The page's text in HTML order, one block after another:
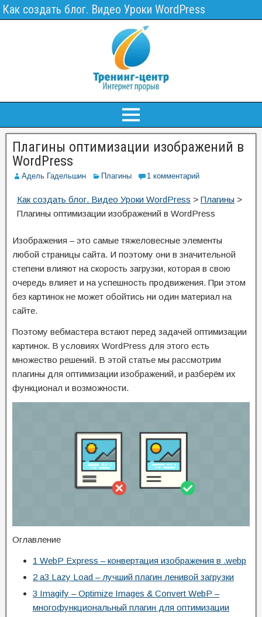
Как создать блог. Видео Уроки WordPress
Плагины оптимизации изображений в
WordPress
Адель Гадельшин Плагины 1 комментарий
Как создать блог. Видео Уроки WordPress > Плагины >
Плагины оптимизации изображений в WordPress
Изображения – это самые тяжеловесные элементы
любой страницы сайта. И поэтому они в значительной
степени влияют на скорость загрузки, которая в свою
очередь влияет и на успешность продвижения. При этом
без картинок не может обойтись ни один материал на
сайте.
Поэтому вебмастера встают перед задачей оптимизации
картинок. В условиях WordPress для этого есть
множество решений. В этой статье мы рассмотрим
плагины для оптимизации изображений, и разберём их
функционал и возможности.
Оглавление
1 WebP Express – конвертация изображения в .webp
2 a3 Lazy Load – лучший плагин ленивой загрузки
3 Imagify – Optimize Images & Convert WebP –
многофункциональный плагин для оптимизации